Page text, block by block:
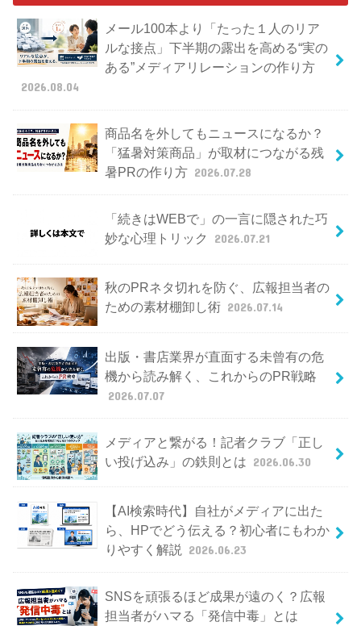
メール100本より「たった１人のリア
ルな接点」下半期の露出を高める“実の
ある”メディアリレーションの作り方
2026.08.04
商品名を外してもニュースになるか？
「猛暑対策商品」が取材につながる残
暑PRの作り方 2026.07.28
「続きはWEBで」の一言に隠された巧
妙な心理トリック
2026.07.21
秋のPRネタ切れを防ぐ、広報担当者の
ための素材棚卸し術 2026.07.14
出版・書店業界が直面する未曾有の危
機から読み解く、これからのPR戦略
2026.07.07
メディアと繋がる！記者クラブ「正し
い投げ込み」の鉄則とは 2026.06.30
【AI検索時代】自社がメディアに出た
ら、HPでどう伝える？初心者にもわか
りやすく解説
2026.06.23
SNSを頑張るほど成果が遠のく？広報
担当者がハマる「発信中毒」とは